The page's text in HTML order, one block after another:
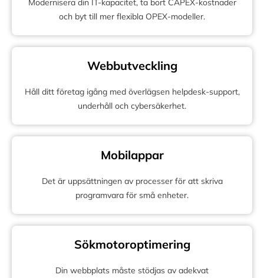
och byt till mer flexibla OPEX-modeller.
Webbutveckling
Håll ditt företag igång med överlägsen helpdesk-support,
underhåll och cybersäkerhet.
Mobilappar
Det är uppsättningen av processer för att skriva
programvara för små enheter.
Sökmotoroptimering
Din webbplats måste stödjas av adekvat